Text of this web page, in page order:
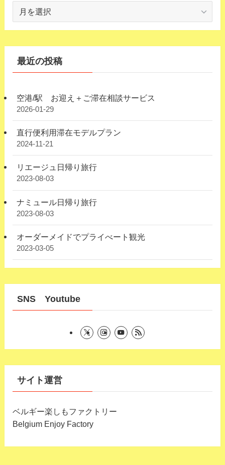
カ
イ
ブ
最近の投稿
空港/駅 お迎え＋ご滞在相談サービス
2026-01-29
直行便利用滞在モデルプラン
2024-11-21
リエージュ日帰り旅行
2023-08-03
ナミュール日帰り旅行
2023-08-03
オーダーメイドでプライべート観光
2023-03-05
SNS Youtube
サイト運営
ベルギー楽しもファクトリー
Belgium Enjoy Factory